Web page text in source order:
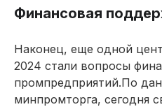
Финансовая
Наконец, еще одной
2024 стали вопросы
промпредприятий.По
минпромторга, сегодня